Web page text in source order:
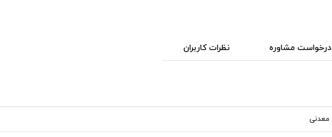
درخواست مشاوره نظرات کاربران
معدنی